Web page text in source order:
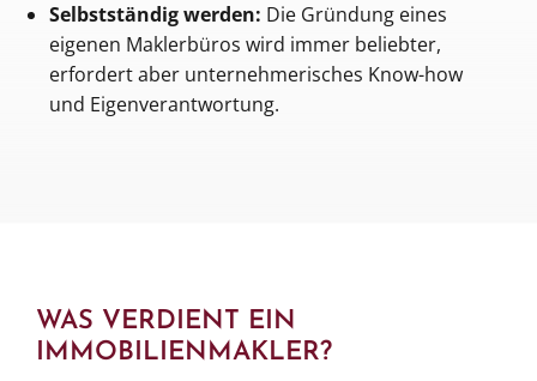
Selbstständig werden: Die Gründung eines
eigenen Maklerbüros wird immer beliebter,
erfordert aber unternehmerisches Know-how
und Eigenverantwortung.
WAS VERDIENT EIN
IMMOBILIENMAKLER?